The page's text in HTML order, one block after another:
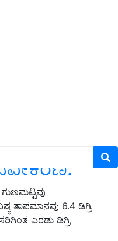
ತಾಪಮಾನವು 6.4 ಡಿಗ್ರಿ
ಎರಡು ಡಿಗ್ರಿ